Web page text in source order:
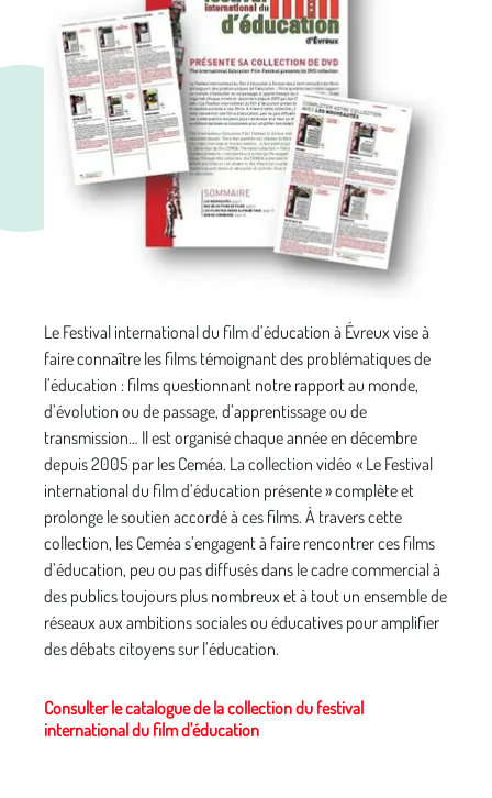
Le Festival international du film d’éducation à Évreux vise à
faire connaître les films témoignant des problématiques de
l’éducation : films questionnant notre rapport au monde,
d’évolution ou de passage, d’apprentissage ou de
transmission… Il est organisé chaque année en décembre
depuis 2005 par les Ceméa. La collection vidéo « Le Festival
international du film d’éducation présente » complète et
prolonge le soutien accordé à ces films. À travers cette
collection, les Ceméa s’engagent à faire rencontrer ces films
d’éducation, peu ou pas diffusés dans le cadre commercial à
des publics toujours plus nombreux et à tout un ensemble de
réseaux aux ambitions sociales ou éducatives pour amplifier
des débats citoyens sur l’éducation.
Consulter le catalogue de la collection du festival
international du film d'éducation